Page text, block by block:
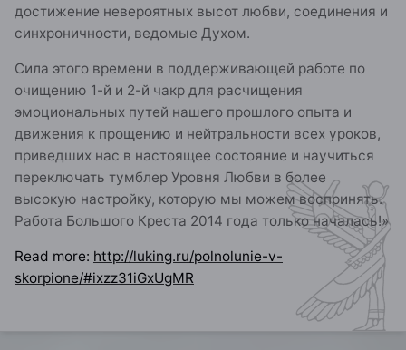
достижение невероятных высот любви, соединения и
синхроничности, ведомые Духом.
Сила этого времени в поддерживающей работе по
очищению 1-й и 2-й чакр для расчищения
эмоциональных путей нашего прошлого опыта и
движения к прощению и нейтральности всех уроков,
приведших нас в настоящее состояние и научиться
переключать тумблер Уровня Любви в более
высокую настройку, которую мы можем воспринять.
Работа Большого Креста 2014 года только началась!»
Read more: http://luking.ru/polnolunie-v-
skorpione/#ixzz31iGxUgMR